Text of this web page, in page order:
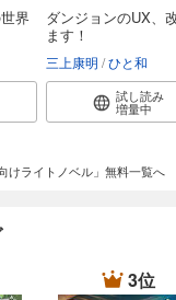
界
ダンジョンのUX、
ます！
三上康明 ひと和
試し読み
増量中
けライトノベル」無料一覧へ
3位